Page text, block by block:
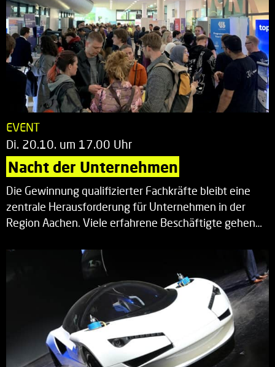
EVENT
Di. 20.10. um 17.00 Uhr
Nacht der Unternehmen
Die Gewinnung qualifizierter Fachkräfte bleibt eine
zentrale Herausforderung für Unternehmen in der
Region Aachen. Viele erfahrene Beschäftigte gehen…